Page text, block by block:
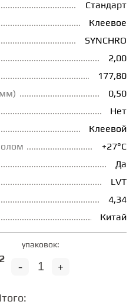
ДОСКА
ТРАВА
МОДУЛЬ
Стандарт
Клеевое
SYNCHRO
2,00
177,80
0,50
Нет
Клеевой
+27°С
Да
LVT
4,34
Китай
упаковок:
+
-